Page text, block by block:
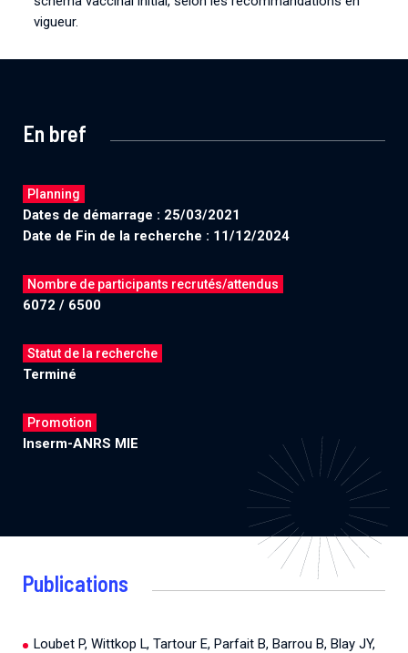
vigueur.
En bref
Planning
Dates de démarrage : 25/03/2021
Date de Fin de la recherche : 11/12/2024
Nombre de participants recrutés/attendus
6072 / 6500
Statut de la recherche
Terminé
Promotion
Inserm-ANRS MIE
Publications
Loubet P, Wittkop L, Tartour E, Parfait B, Barrou B, Blay JY,